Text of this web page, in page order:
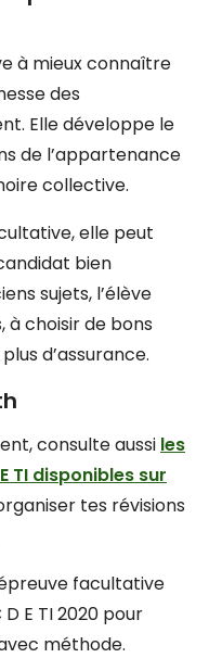
à mieux connaître
des
Elle développe le
de l’appartenance
collective.
elle peut
bien
sujets, l’élève
à choisir de bons
d’assurance.
consulte aussi les
TI disponibles sur
tes révisions
facultative
E TI 2020 pour
méthode.